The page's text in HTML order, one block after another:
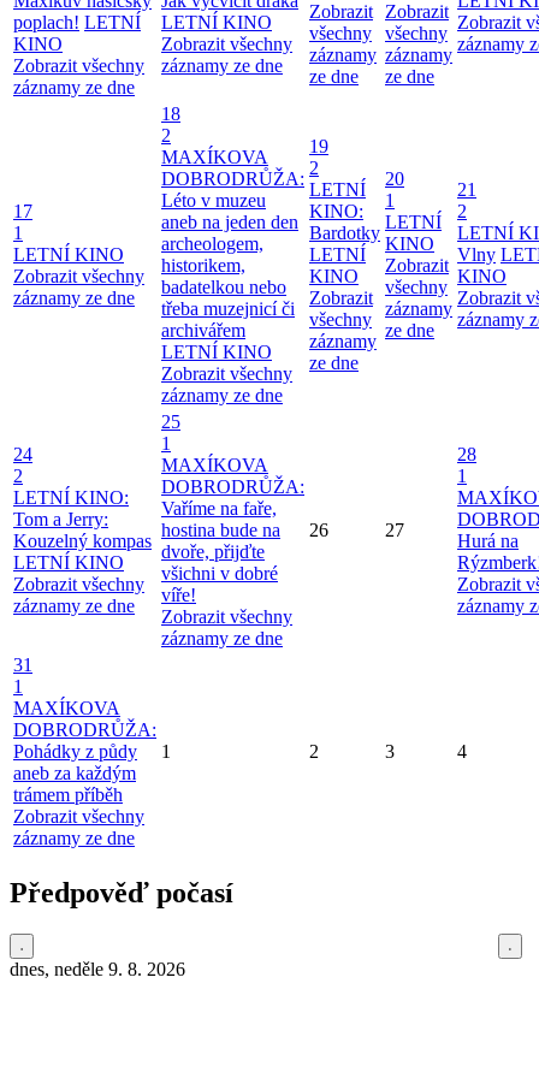
poplach! LETNÍ
KINO
Zobrazit všechny
záznamy ze dne
LETNÍ KINO
Zobrazit všechny
záznamy ze dne
Zobrazit
všechny
záznamy
ze dne
Zobrazit
všechny
záznamy
ze dne
Zobrazit
záznamy
17
1
LETNÍ KINO
Zobrazit všechny
záznamy ze dne
18
2
MAXÍKOVA
DOBRODRŮŽA:
Léto v muzeu
aneb na jeden den
archeologem,
historikem,
badatelkou nebo
třeba muzejnicí či
archivářem
LETNÍ KINO
Zobrazit všechny
záznamy ze dne
19
2
LETNÍ
KINO:
Bardotky
LETNÍ
KINO
Zobrazit
všechny
záznamy
ze dne
20
1
LETNÍ
KINO
Zobrazit
všechny
záznamy
ze dne
21
2
LETNÍ
Vlny
KINO
Zobrazit
záznamy
24
2
LETNÍ KINO:
Tom a Jerry:
Kouzelný kompas
LETNÍ KINO
Zobrazit všechny
záznamy ze dne
25
1
MAXÍKOVA
DOBRODRŮŽA:
Vaříme na faře,
hostina bude na
dvoře, přijďte
všichni v dobré
víře!
Zobrazit všechny
záznamy ze dne
26 27
28
1
Hurá na
Zobrazit
záznamy
31
1
MAXÍKOVA
DOBRODRŮŽA:
Pohádky z půdy
aneb za každým
trámem příběh
Zobrazit všechny
záznamy ze dne
1 2 3 4
Předpověď počasí
dnes, neděle 9. 8. 2026